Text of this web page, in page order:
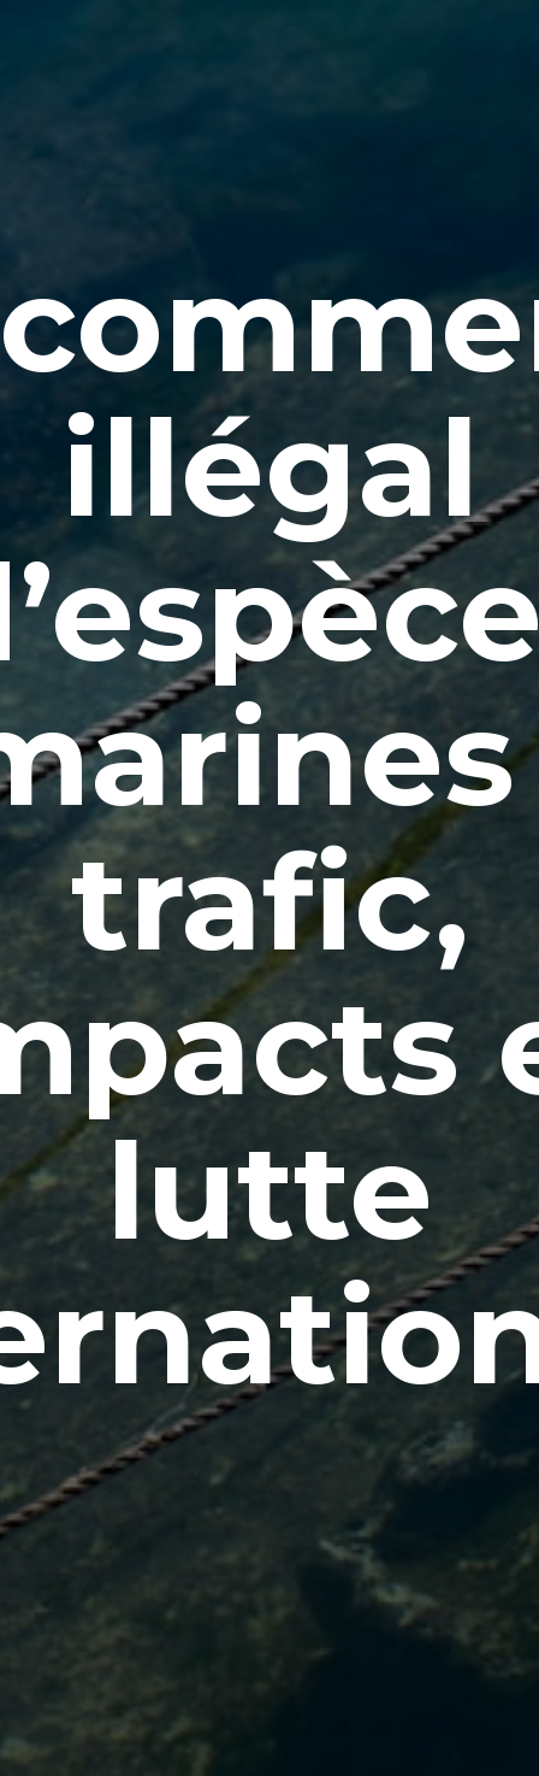
illégal
trafic,
lutte